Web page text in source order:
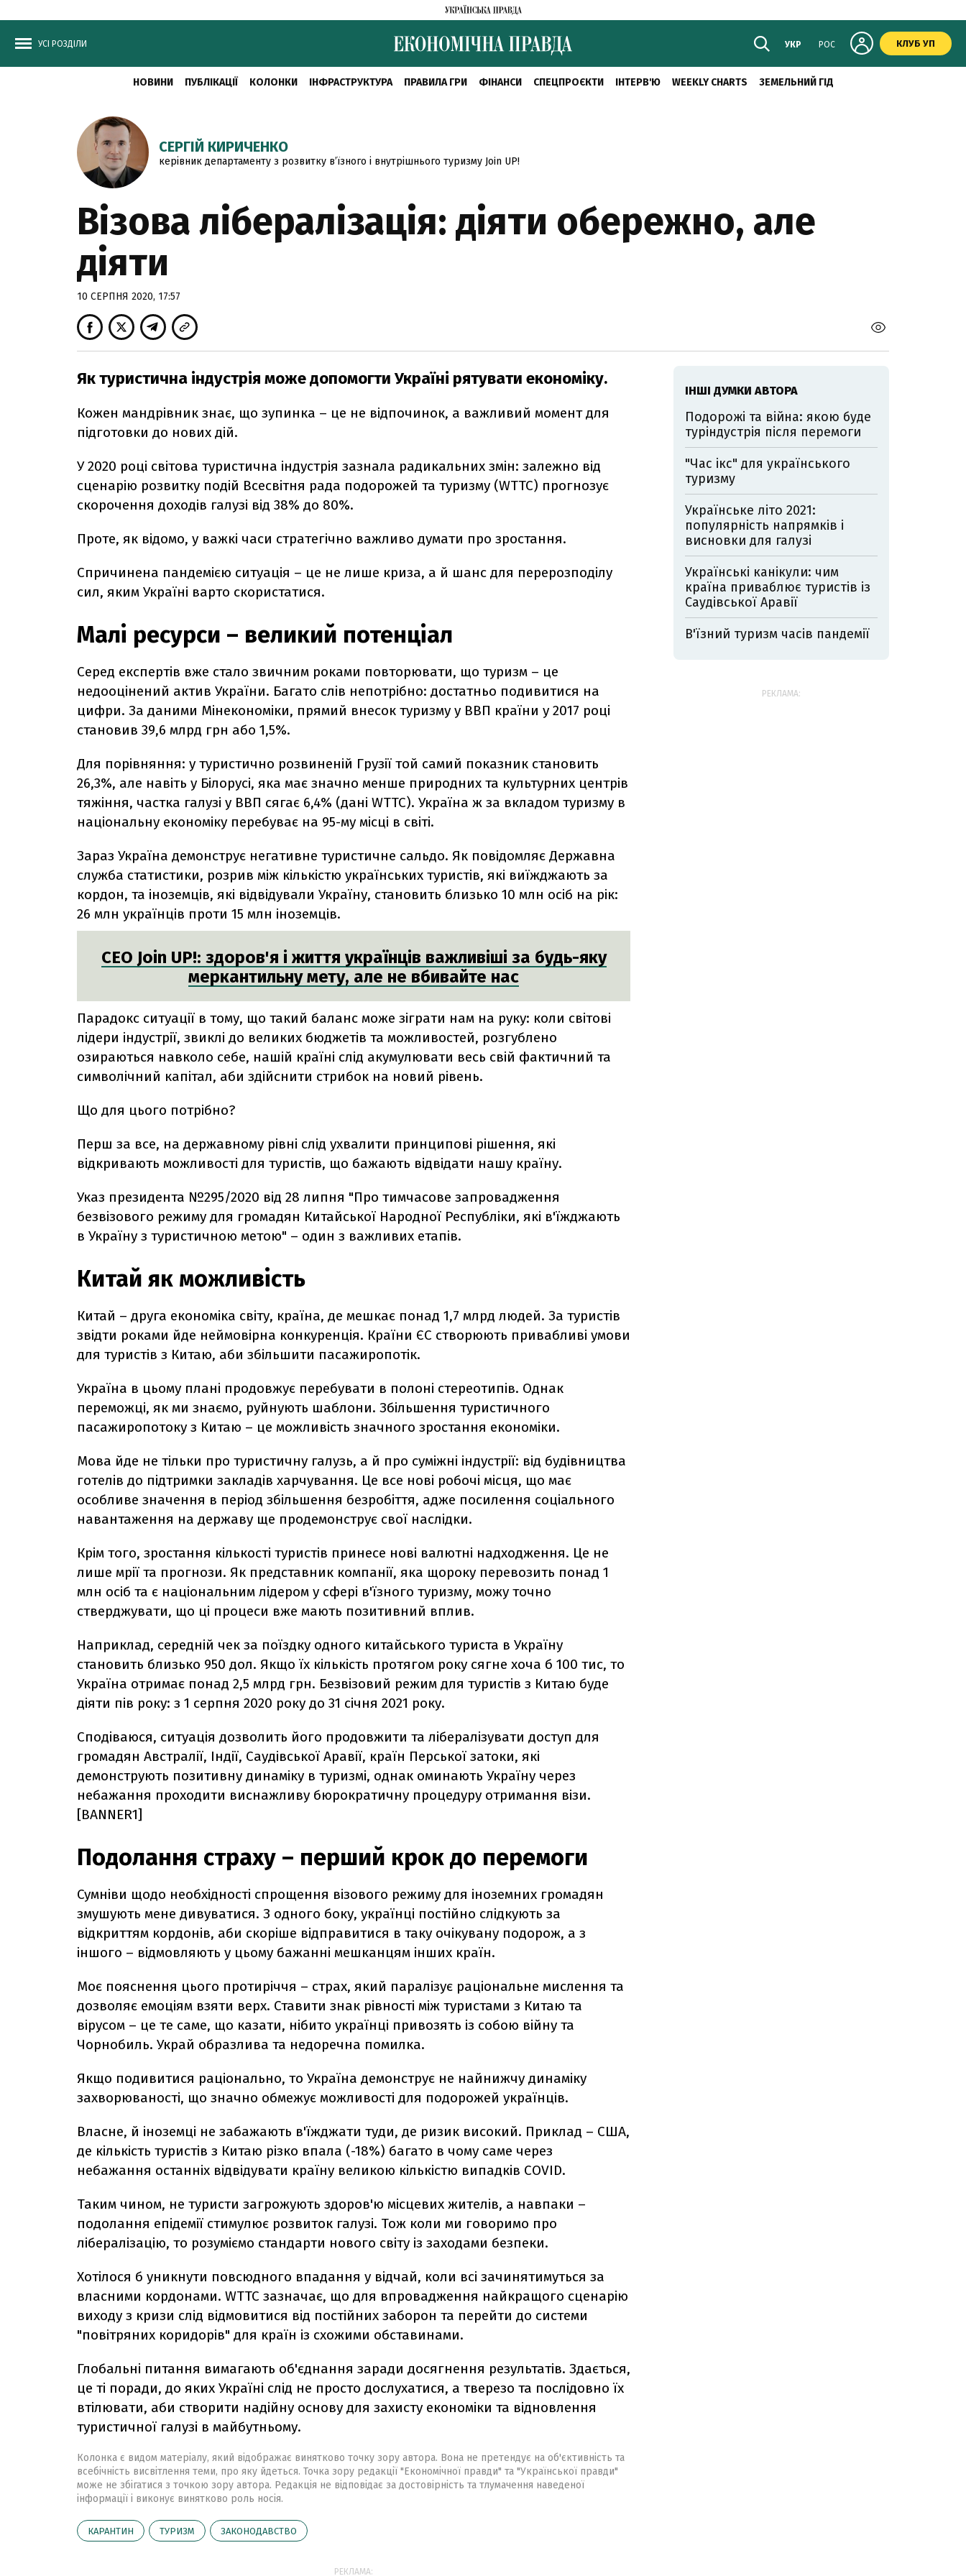
УСІ РОЗДІЛИ УКР РОС КЛУБ УП
НОВИНИ ПУБЛІКАЦІЇ КОЛОНКИ ІНФРАСТРУКТУРА ПРАВИЛА ГРИ ФІНАНСИ СПЕЦПРОЄКТИ ІНТЕРВ'Ю WEEKLY CHARTS ЗЕМЕЛЬНИЙ ГІД
СЕРГІЙ КИРИЧЕНКО
керівник департаменту з розвитку в’їзного і внутрішнього туризму Join UP!
Візова лібералізація: діяти обережно, але
діяти
10 СЕРПНЯ 2020, 17:57
Як туристична індустрія може допомогти Україні рятувати економіку.
Кожен мандрівник знає, що зупинка – це не відпочинок, а важливий момент для
підготовки до нових дій.
У 2020 році світова туристична індустрія зазнала радикальних змін: залежно від
сценарію розвитку подій Всесвітня рада подорожей та туризму (WTTC) прогнозує
скорочення доходів галузі від 38% до 80%.
Проте, як відомо, у важкі часи стратегічно важливо думати про зростання.
Спричинена пандемією ситуація – це не лише криза, а й шанс для перерозподілу
сил, яким Україні варто скористатися.
Малі ресурси – великий потенціал
Серед експертів вже стало звичним роками повторювати, що туризм – це
недооцінений актив України. Багато слів непотрібно: достатньо подивитися на
цифри. За даними Мінекономіки, прямий внесок туризму у ВВП країни у 2017 році
становив 39,6 млрд грн або 1,5%.
Для порівняння: у туристично розвиненій Грузії той самий показник становить
26,3%, але навіть у Білорусі, яка має значно менше природних та культурних центрів
тяжіння, частка галузі у ВВП сягає 6,4% (дані WTTC). Україна ж за вкладом туризму в
національну економіку перебуває на 95-му місці в світі.
Зараз Україна демонструє негативне туристичне сальдо. Як повідомляє Державна
служба статистики, розрив між кількістю українських туристів, які виїжджають за
кордон, та іноземців, які відвідували Україну, становить близько 10 млн осіб на рік:
26 млн українців проти 15 млн іноземців.
СЕО Join UP!: здоров'я і життя українців важливіші за будь-яку
меркантильну мету, але не вбивайте нас
Парадокс ситуації в тому, що такий баланс може зіграти нам на руку: коли світові
лідери індустрії, звиклі до великих бюджетів та можливостей, розгублено
озираються навколо себе, нашій країні слід акумулювати весь свій фактичний та
символічний капітал, аби здійснити стрибок на новий рівень.
Що для цього потрібно?
Перш за все, на державному рівні слід ухвалити принципові рішення, які
відкривають можливості для туристів, що бажають відвідати нашу країну.
Указ президента №295/2020 від 28 липня "Про тимчасове запровадження
безвізового режиму для громадян Китайської Народної Республіки, які в'їжджають
в Україну з туристичною метою" – один з важливих етапів.
Китай як можливість
Китай – друга економіка світу, країна, де мешкає понад 1,7 млрд людей. За туристів
звідти роками йде неймовірна конкуренція. Країни ЄС створюють привабливі умови
для туристів з Китаю, аби збільшити пасажиропотік.
Україна в цьому плані продовжує перебувати в полоні стереотипів. Однак
переможці, як ми знаємо, руйнують шаблони. Збільшення туристичного
пасажиропотоку з Китаю – це можливість значного зростання економіки.
Мова йде не тільки про туристичну галузь, а й про суміжні індустрії: від будівництва
готелів до підтримки закладів харчування. Це все нові робочі місця, що має
особливе значення в період збільшення безробіття, адже посилення соціального
навантаження на державу ще продемонструє свої наслідки.
Крім того, зростання кількості туристів принесе нові валютні надходження. Це не
лише мрії та прогнози. Як представник компанії, яка щороку перевозить понад 1
млн осіб та є національним лідером у сфері в'їзного туризму, можу точно
стверджувати, що ці процеси вже мають позитивний вплив.
Наприклад, середній чек за поїздку одного китайського туриста в Україну
становить близько 950 дол. Якщо їх кількість протягом року сягне хоча б 100 тис, то
Україна отримає понад 2,5 млрд грн. Безвізовий режим для туристів з Китаю буде
діяти пів року: з 1 серпня 2020 року до 31 січня 2021 року.
Сподіваюся, ситуація дозволить його продовжити та лібералізувати доступ для
громадян Австралії, Індії, Саудівської Аравії, країн Перської затоки, які
демонструють позитивну динаміку в туризмі, однак оминають Україну через
небажання проходити виснажливу бюрократичну процедуру отримання візи.
[BANNER1]
Подолання страху – перший крок до перемоги
Сумніви щодо необхідності спрощення візового режиму для іноземних громадян
змушують мене дивуватися. З одного боку, українці постійно слідкують за
відкриттям кордонів, аби скоріше відправитися в таку очікувану подорож, а з
іншого – відмовляють у цьому бажанні мешканцям інших країн.
Моє пояснення цього протиріччя – страх, який паралізує раціональне мислення та
дозволяє емоціям взяти верх. Ставити знак рівності між туристами з Китаю та
вірусом – це те саме, що казати, нібито українці привозять із собою війну та
Чорнобиль. Украй образлива та недоречна помилка.
Якщо подивитися раціонально, то Україна демонструє не найнижчу динаміку
захворюваності, що значно обмежує можливості для подорожей українців.
Власне, й іноземці не забажають в'їжджати туди, де ризик високий. Приклад – США,
де кількість туристів з Китаю різко впала (-18%) багато в чому саме через
небажання останніх відвідувати країну великою кількістю випадків COVID.
Таким чином, не туристи загрожують здоров'ю місцевих жителів, а навпаки –
подолання епідемії стимулює розвиток галузі. Тож коли ми говоримо про
лібералізацію, то розуміємо стандарти нового світу із заходами безпеки.
Хотілося б уникнути повсюдного впадання у відчай, коли всі зачинятимуться за
власними кордонами. WTTC зазначає, що для впровадження найкращого сценарію
виходу з кризи слід відмовитися від постійних заборон та перейти до системи
"повітряних коридорів" для країн із схожими обставинами.
Глобальні питання вимагають об'єднання заради досягнення результатів. Здається,
це ті поради, до яких Україні слід не просто дослухатися, а тверезо та послідовно їх
втілювати, аби створити надійну основу для захисту економіки та відновлення
туристичної галузі в майбутньому.
Колонка є видом матеріалу, який відображає винятково точку зору автора. Вона не претендує на об'єктивність та
всебічність висвітлення теми, про яку йдеться. Точка зору редакції "Економічної правди" та "Української правди"
може не збігатися з точкою зору автора. Редакція не відповідає за достовірність та тлумачення наведеної
інформації і виконує винятково роль носія.
КАРАНТИН ТУРИЗМ ЗАКОНОДАВСТВО
РЕКЛАМА:
ІНШІ ДУМКИ АВТОРА
Подорожі та війна: якою буде
туріндустрія після перемоги
"Час ікс" для українського
туризму
Українське літо 2021:
популярність напрямків і
висновки для галузі
Українські канікули: чим
країна приваблює туристів із
Саудівської Аравії
В'їзний туризм часів пандемії
РЕКЛАМА: